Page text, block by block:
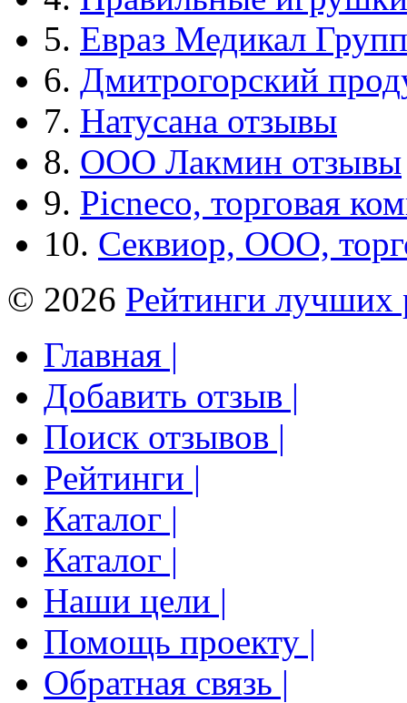
5. Евраз Медикал Групп
6. Дмитрогорский
7. Натусана отзывы
8. ООО Лакмин отзывы
9. Picneco, торговая
10. Секвиор, ООО,
© 2026 Рейтинги лучших
Главная |
Добавить отзыв |
Поиск отзывов |
Рейтинги |
Каталог |
Каталог |
Наши цели |
Помощь проекту |
Обратная связь |